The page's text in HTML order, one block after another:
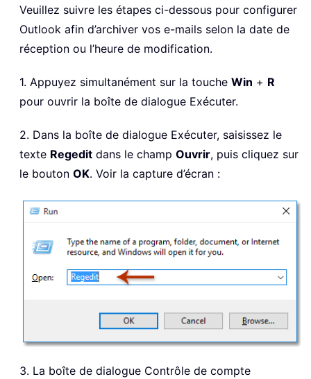
Veuillez suivre les étapes ci-dessous pour configurer
Outlook afin d’archiver vos e-mails selon la date de
réception ou l’heure de modification.
1. Appuyez simultanément sur la touche Win + R
pour ouvrir la boîte de dialogue Exécuter.
2. Dans la boîte de dialogue Exécuter, saisissez le
texte Regedit dans le champ Ouvrir, puis cliquez sur
le bouton OK. Voir la capture d’écran :
3. La boîte de dialogue Contrôle de compte